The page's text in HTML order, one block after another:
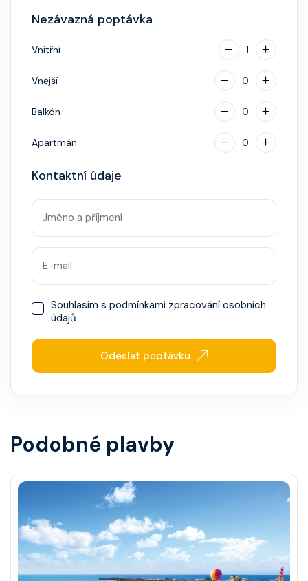
napojenou na vaši kreditní kartu nebo přes složenou
hotovostní zálohu.
Nezávazná poptávka
Vnitřní 1
Vnější 0
Balkón 0
Apartmán 0
Kontaktní údaje
Souhlasím s podmínkami zpracování osobních
údajů
Odeslat poptávku
Podobné plavby